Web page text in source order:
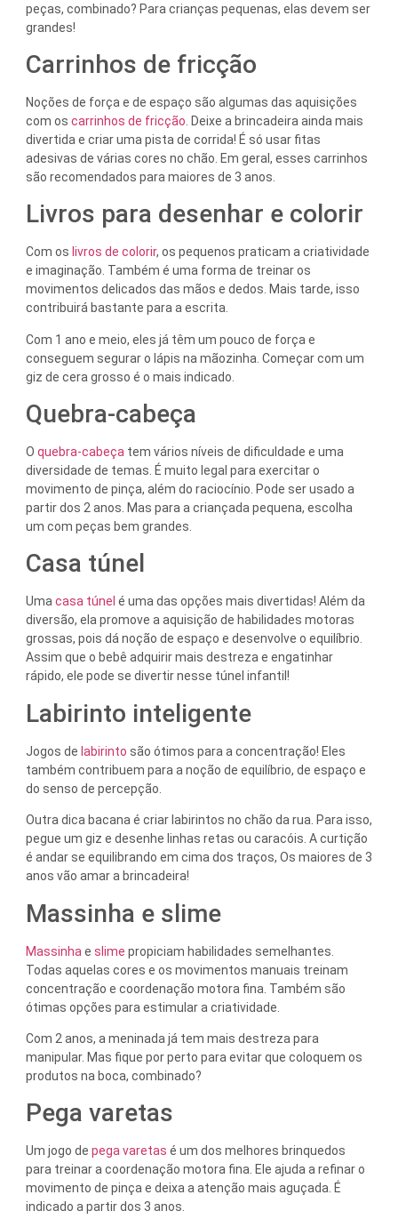
peças, combinado? Para crianças pequenas, elas devem ser
grandes!
Carrinhos de fricção
Noções de força e de espaço são algumas das aquisições
com os carrinhos de fricção . Deixe a brincadeira ainda mais
divertida e criar uma pista de corrida! É só usar fitas
adesivas de várias cores no chão. Em geral, esses carrinhos
são recomendados para maiores de 3 anos.
Livros para desenhar e colorir
Com os livros de colorir, os pequenos praticam a criatividade
e imaginação. Também é uma forma de treinar os
movimentos delicados das mãos e dedos. Mais tarde, isso
contribuirá bastante para a escrita.
Com 1 ano e meio, eles já têm um pouco de força e
conseguem segurar o lápis na mãozinha. Começar com um
giz de cera grosso é o mais indicado.
Quebra-cabeça
O quebra-cabeça tem vários níveis de dificuldade e uma
diversidade de temas. É muito legal para exercitar o
movimento de pinça, além do raciocínio. Pode ser usado a
partir dos 2 anos. Mas para a criançada pequena, escolha
um com peças bem grandes.
Casa túnel
Umacasa túnel é uma das opções mais divertidas! Além da
diversão, ela promove a aquisição de habilidades motoras
grossas, pois dá noção de espaço e desenvolve o equilíbrio.
Assim que o bebê adquirir mais destreza e engatinhar
rápido, ele pode se divertir nesse túnel infantil!
Labirinto inteligente
Jogos de labirinto são ótimos para a concentração! Eles
também contribuem para a noção de equilíbrio, de espaço e
do senso de percepção.
Outra dica bacana é criar labirintos no chão da rua. Para isso,
pegue um giz e desenhe linhas retas ou caracóis. A curtição
é andar se equilibrando em cima dos traços, Os maiores de 3
anos vão amar a brincadeira!
Massinha e slime
Massinha e slime propiciam habilidades semelhantes.
Todas aquelas cores e os movimentos manuais treinam
concentração e coordenação motora fina. Também são
ótimas opções para estimular a criatividade.
Com 2 anos, a meninada já tem mais destreza para
manipular. Mas fique por perto para evitar que coloquem os
produtos na boca, combinado?
Pega varetas
Um jogo de pega varetas é um dos melhores brinquedos
para treinar a coordenação motora fina. Ele ajuda a refinar o
movimento de pinça e deixa a atenção mais aguçada. É
indicado a partir dos 3 anos.